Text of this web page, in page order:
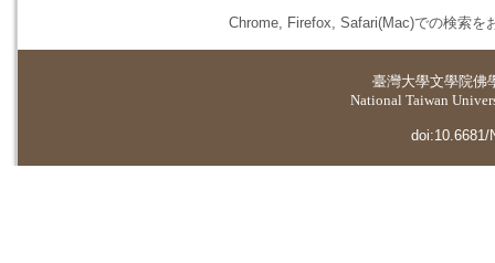
Chrome, Firefox, Safari(Mac)での検索を
臺灣大學文學院佛
National Taiwan
doi:10.6681/